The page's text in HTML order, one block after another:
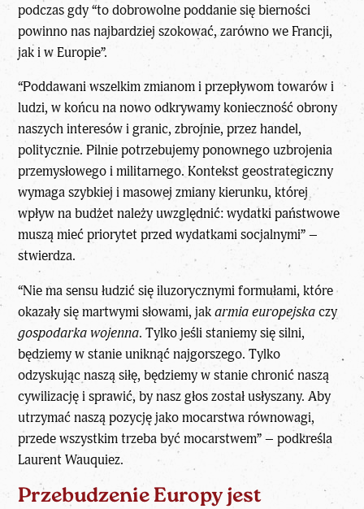
podczas gdy “to dobrowolne poddanie się bierności
powinno nas najbardziej szokować, zarówno we Francji,
jak i w Europie”.
“Poddawani wszelkim zmianom i przepływom towarów i
ludzi, w końcu na nowo odkrywamy konieczność obrony
naszych interesów i granic, zbrojnie, przez handel,
politycznie. Pilnie potrzebujemy ponownego uzbrojenia
przemysłowego i militarnego. Kontekst geostrategiczny
wymaga szybkiej i masowej zmiany kierunku, której
wpływ na budżet należy uwzględnić: wydatki państwowe
muszą mieć priorytet przed wydatkami socjalnymi” –
stwierdza.
“Nie ma sensu łudzić się iluzorycznymi formułami, które
okazały się martwymi słowami, jakarmia europejskaczy
gospodarka wojenna. Tylko jeśli staniemy się silni,
będziemy w stanie uniknąć najgorszego. Tylko
odzyskując naszą siłę, będziemy w stanie chronić naszą
cywilizację i sprawić, by nasz głos został usłyszany. Aby
utrzymać naszą pozycję jako mocarstwa równowagi,
przede wszystkim trzeba być mocarstwem” – podkreśla
Laurent Wauquiez.
Przebudzenie Europy jest